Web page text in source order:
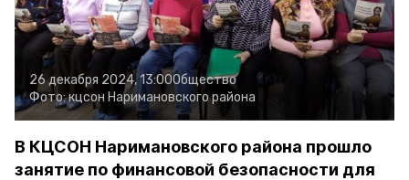
26 декабря 2024, 13:00Общество
Фото:кцсон Наримановского района
В КЦСОН Наримановского района прошло
занятие по финансовой безопасности для